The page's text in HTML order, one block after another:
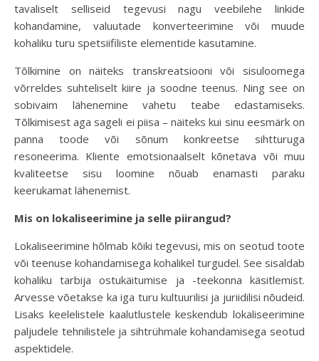
tavaliselt selliseid tegevusi nagu veebilehe linkide
kohandamine, valuutade konverteerimine või muude
kohaliku turu spetsiifiliste elementide kasutamine.
Tõlkimine on näiteks transkreatsiooni või sisuloomega
võrreldes suhteliselt kiire ja soodne teenus. Ning see on
sobivaim lähenemine vahetu teabe edastamiseks.
Tõlkimisest aga sageli ei piisa – näiteks kui sinu eesmärk on
panna toode või sõnum konkreetse sihtturuga
resoneerima. Kliente emotsionaalselt kõnetava või muu
kvaliteetse sisu loomine nõuab enamasti paraku
keerukamat lähenemist.
Mis on lokaliseerimine ja selle piirangud?
Lokaliseerimine hõlmab kõiki tegevusi, mis on seotud toote
või teenuse kohandamisega kohalikel turgudel. See sisaldab
kohaliku tarbija ostukäitumise ja -teekonna käsitlemist.
Arvesse võetakse ka iga turu kultuurilisi ja juriidilisi nõudeid.
Lisaks keelelistele kaalutlustele keskendub lokaliseerimine
paljudele tehnilistele ja sihtrühmale kohandamisega seotud
aspektidele.